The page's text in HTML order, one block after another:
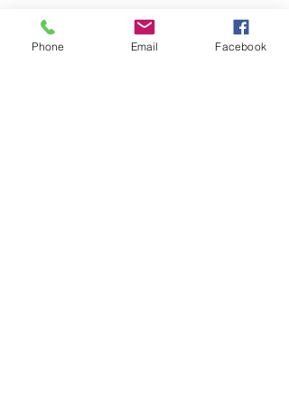
Phone Email Facebook